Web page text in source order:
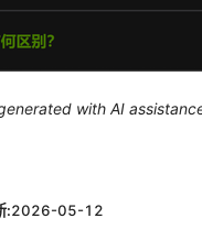
with AI
:2026-05-12